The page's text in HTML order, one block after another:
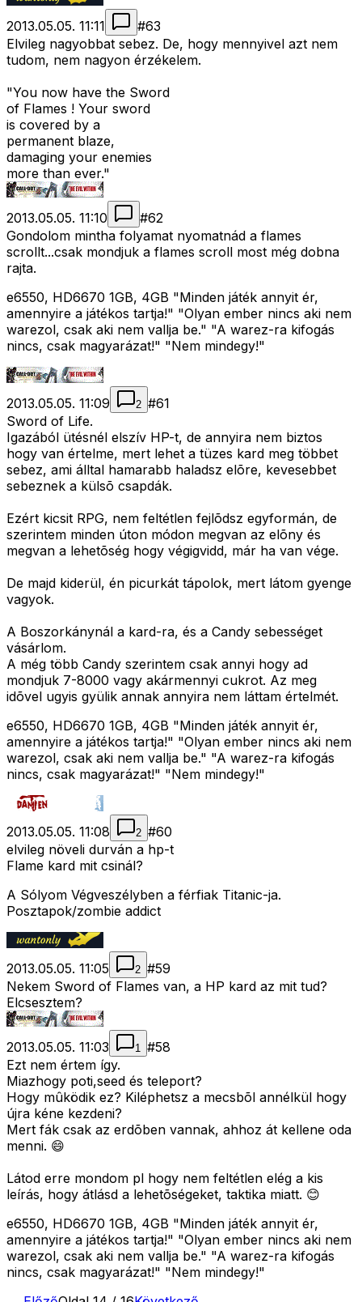
2013.05.05. 11:11 #63
Elvileg nagyobbat sebez. De, hogy mennyivel azt nem
tudom, nem nagyon érzékelem.
"You now have the Sword
of Flames ! Your sword
is covered by a
permanent blaze,
damaging your enemies
more than ever."
2013.05.05. 11:10 #62
Gondolom mintha folyamat nyomatnád a flames
scrollt...csak mondjuk a flames scroll most még dobna
rajta.
e6550, HD6670 1GB, 4GB "Minden játék annyit ér,
amennyire a játékos tartja!" "Olyan ember nincs aki nem
warezol, csak aki nem vallja be." "A warez-ra kifogás
nincs, csak magyarázat!" "Nem mindegy!"
2013.05.05. 11:09 2 #61
Sword of Life.
Igazából ütésnél elszív HP-t, de annyira nem biztos
hogy van értelme, mert lehet a tüzes kard meg többet
sebez, ami álltal hamarabb haladsz elõre, kevesebbet
sebeznek a külsõ csapdák.
Ezért kicsit RPG, nem feltétlen fejlõdsz egyformán, de
szerintem minden úton módon megvan az elõny és
megvan a lehetõség hogy végigvidd, már ha van vége.
De majd kiderül, én picurkát tápolok, mert látom gyenge
vagyok.
A Boszorkánynál a kard-ra, és a Candy sebességet
vásárlom.
A még több Candy szerintem csak annyi hogy ad
mondjuk 7-8000 vagy akármennyi cukrot. Az meg
idõvel ugyis gyülik annak annyira nem láttam értelmét.
e6550, HD6670 1GB, 4GB "Minden játék annyit ér,
amennyire a játékos tartja!" "Olyan ember nincs aki nem
warezol, csak aki nem vallja be." "A warez-ra kifogás
nincs, csak magyarázat!" "Nem mindegy!"
2013.05.05. 11:08 2 #60
elvileg növeli durván a hp-t
Flame kard mit csinál?
A Sólyom Végveszélyben a férfiak Titanic-ja.
Posztapok/zombie addict
2013.05.05. 11:05 2 #59
Nekem Sword of Flames van, a HP kard az mit tud?
Elcsesztem?
2013.05.05. 11:03 1 #58
Ezt nem értem így.
Miazhogy poti,seed és teleport?
Hogy mûködik ez? Kiléphetsz a mecsbõl annélkül hogy
újra kéne kezdeni?
Mert fák csak az erdõben vannak, ahhoz át kellene oda
menni. 😄
Látod erre mondom pl hogy nem feltétlen elég a kis
leírás, hogy átlásd a lehetõségeket, taktika miatt. 😊
e6550, HD6670 1GB, 4GB "Minden játék annyit ér,
amennyire a játékos tartja!" "Olyan ember nincs aki nem
warezol, csak aki nem vallja be." "A warez-ra kifogás
nincs, csak magyarázat!" "Nem mindegy!"